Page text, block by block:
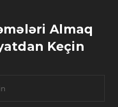
Almaq
Keçin